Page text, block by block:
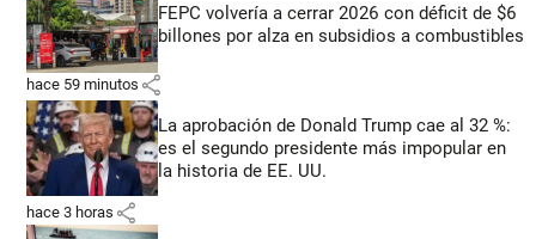
FEPC volvería a cerrar 2026 con déficit de $6
billones por alza en subsidios a combustibles
hace 59 minutos share
La aprobación de Donald Trump cae al 32 %:
es el segundo presidente más impopular en
la historia de EE. UU.
hace 3 horas share